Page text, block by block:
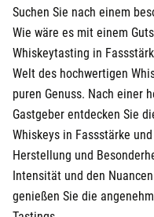
Suchen Sie nach einem
Wie wäre es mit einem
Whiskeytasting in
Welt des hochwertigen
puren Genuss. Nach einer
Gastgeber entdecken Sie
Whiskeys in Fassstärke
Herstellung und
Intensität und den
genießen Sie die